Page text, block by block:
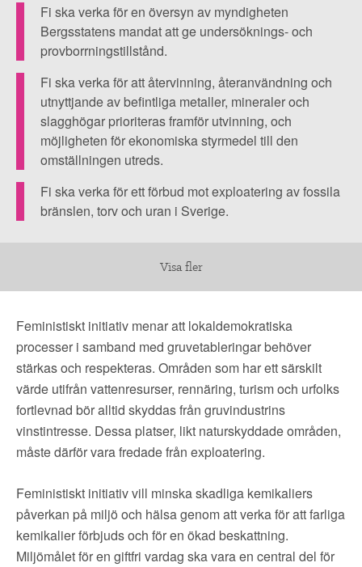
OM FI ▼
FÖR MEDLEMMAR ▼
NYHETER
SÖK
exploatering
Fi ska verka för en översyn av myndigheten
Bergsstatens mandat att ge undersöknings- och
provborrningstillstånd.
Fi ska verka för att återvinning, återanvändning och
utnyttjande av befintliga metaller, mineraler och
slagghögar prioriteras framför utvinning, och
möjligheten för ekonomiska styrmedel till den
omställningen utreds.
Fi ska verka för ett förbud mot exploatering av fossila
bränslen, torv och uran i Sverige.
Visa fler
Feministiskt initiativ menar att lokaldemokratiska
processer i samband med gruvetableringar behöver
stärkas och respekteras. Områden som har ett särskilt
värde utifrån vattenresurser, rennäring, turism och urfolks
fortlevnad bör alltid skyddas från gruvindustrins
vinstintresse. Dessa platser, likt naturskyddade områden,
måste därför vara fredade från exploatering.
Feministiskt initiativ vill minska skadliga kemikaliers
påverkan på miljö och hälsa genom att verka för att farliga
kemikalier förbjuds och för en ökad beskattning.
Miljömålet för en giftfri vardag ska vara en central del för